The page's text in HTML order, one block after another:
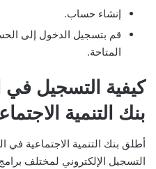
إنشاء حساب.
قم بتسجيل الدخول إلى
المتاحة.
كيفية التسجيل في
بنك التنمية
أطلق بنك التنمية الاجتماعية في
التسجيل الإلكتروني لمختلف